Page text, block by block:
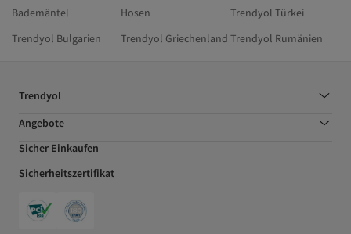
Bademäntel
Hosen
Trendyol Türkei
Trendyol Bulgarien
Trendyol Griechenland Trendyol Rumänien
Trendyol
Angebote
Sicher Einkaufen
Sicherheitszertifikat